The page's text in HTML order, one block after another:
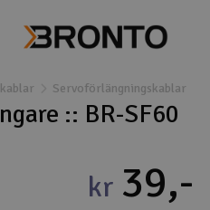
Servoförlängningskablar
:: BR-SF60
kr 39,-